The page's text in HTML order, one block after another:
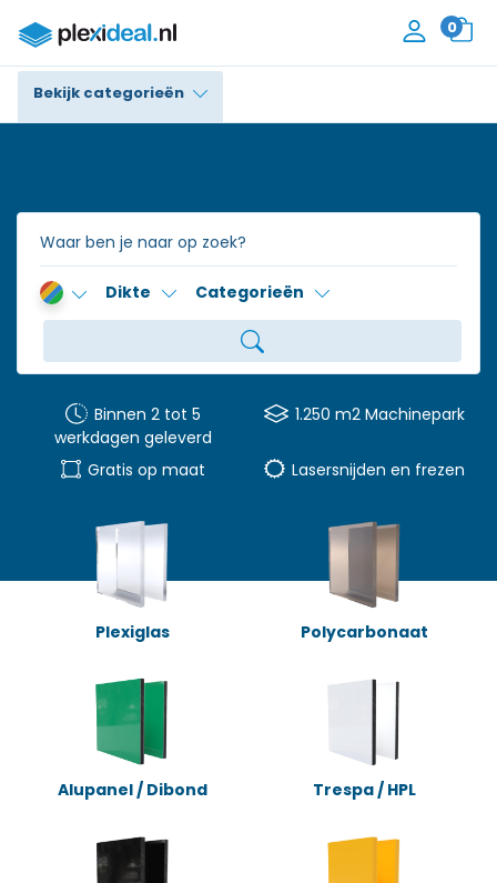
0
Bekijk categorieën
Trespa® / HPL
Alupanel / Dibond®
Accessoires
Dikte Categorieën
Binnen 2 tot 5
werkdagen geleverd
1.250 m2 Machinepark
Gratis op maat Lasersnijden en frezen
Plexiglas Polycarbonaat
Alupanel / Dibond Trespa / HPL